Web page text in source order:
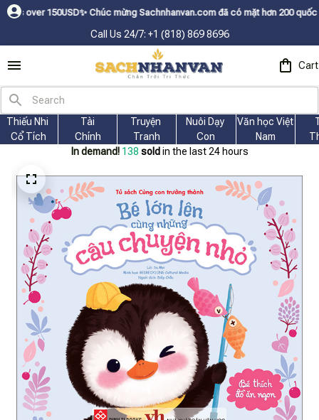
✨Chúc mừng Sachnhanvan.com đã có mặt hơn 200 quốc gia như Mỹ,
Call Us 24/7: +1 (818) 869 8696
Cart
Thiếu Nhi
Cổ Tích
Tài
Chính
Truyện
Tranh
Nuôi Dạy
Con
Văn học Việt
Nam
In demand! 138 sold in the last 24 hours